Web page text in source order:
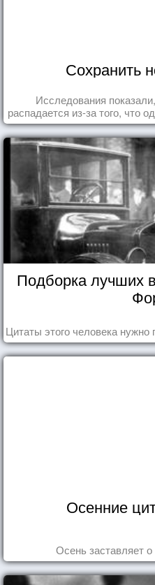
Сохранить
Исследования
распадается из-за того, что
та роль, которая
Подборка лучших
Цитаты этого человека
Осенние
Осень заставляет